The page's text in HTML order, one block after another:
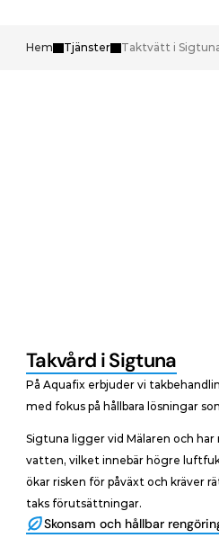
Hem Tjänster Taktvätt i
Takvård i Sigtuna
På Aquafix erbjuder vi
med fokus på hållbara lösningar
Sigtuna ligger vid Mälaren och
vatten, vilket innebär högre
ökar risken för påväxt och kräver
taks förutsättningar.
Skonsam och hållbar